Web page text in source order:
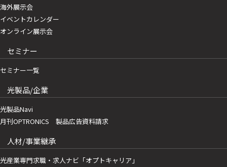
海外展示会
イベントカレンダー
オンライン展示会
セミナー
セミナー一覧
光製品/企業
光製品Navi
月刊OPTRONICS 製品広告資料請求
人材/事業継承
光産業専門求職・求人ナビ「オプトキャリア」